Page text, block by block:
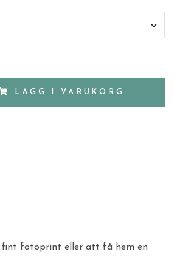
LÄGG I VARUKORG
fint fotoprint eller att få hem en